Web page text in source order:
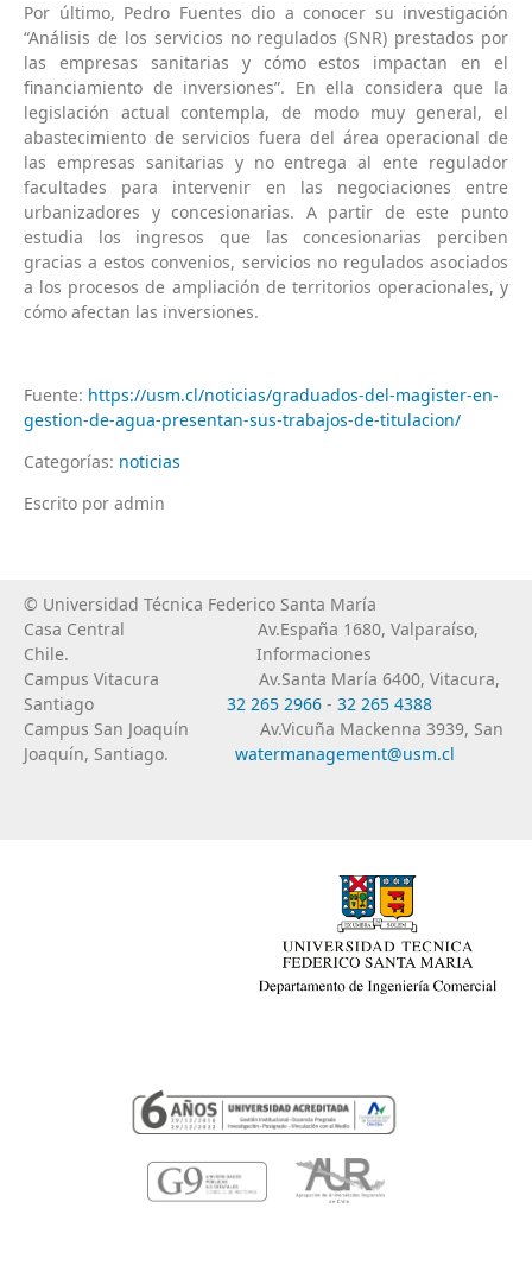
Por último, Pedro Fuentes dio a conocer su investigación
“Análisis de los servicios no regulados (SNR) prestados por
las empresas sanitarias y cómo estos impactan en el
financiamiento de inversiones”. En ella considera que la
legislación actual contempla, de modo muy general, el
abastecimiento de servicios fuera del área operacional de
las empresas sanitarias y no entrega al ente regulador
facultades para intervenir en las negociaciones entre
urbanizadores y concesionarias. A partir de este punto
estudia los ingresos que las concesionarias perciben
gracias a estos convenios, servicios no regulados asociados
a los procesos de ampliación de territorios operacionales, y
cómo afectan las inversiones.
Fuente: https://usm.cl/noticias/graduados-del-magister-en-
gestion-de-agua-presentan-sus-trabajos-de-titulacion/
Categorías: noticias
Escrito por admin
© Universidad Técnica Federico Santa María
Casa Central
Av.España 1680, Valparaíso,
Chile.
Informaciones
Campus Vitacura
Av.Santa María 6400, Vitacura,
Santiago
32 265 2966 - 32 265 4388
Campus San Joaquín
Av.Vicuña Mackenna 3939, San
Joaquín, Santiago.
watermanagement@usm.cl